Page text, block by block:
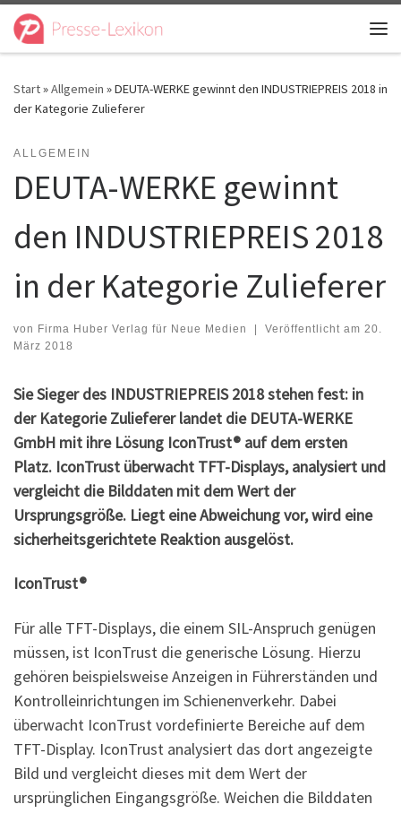
Zum Inhalt springen
Start»Allgemein »DEUTA-WERKE gewinnt den INDUSTRIEPREIS 2018 in
der Kategorie Zulieferer
ALLGEMEIN
DEUTA-WERKE gewinnt
den INDUSTRIEPREIS 2018
in der Kategorie Zulieferer
von Firma Huber Verlag für Neue Medien | Veröffentlicht am 20.
März 2018
Sie Sieger des INDUSTRIEPREIS 2018 stehen fest: in
der Kategorie Zulieferer landet die DEUTA-WERKE
GmbH mit ihre Lösung IconTrust® auf dem ersten
Platz. IconTrust überwacht TFT-Displays, analysiert und
vergleicht die Bilddaten mit dem Wert der
Ursprungsgröße. Liegt eine Abweichung vor, wird eine
sicherheitsgerichtete Reaktion ausgelöst.
IconTrust®
Für alle TFT-Displays, die einem SIL-Anspruch genügen
müssen, ist IconTrust die generische Lösung. Hierzu
gehören beispielsweise Anzeigen in Führerständen und
Kontrolleinrichtungen im Schienenverkehr. Dabei
überwacht IconTrust vordefinierte Bereiche auf dem
TFT-Display. IconTrust analysiert das dort angezeigte
Bild und vergleicht dieses mit dem Wert der
ursprünglichen Eingangsgröße. Weichen die Bilddaten